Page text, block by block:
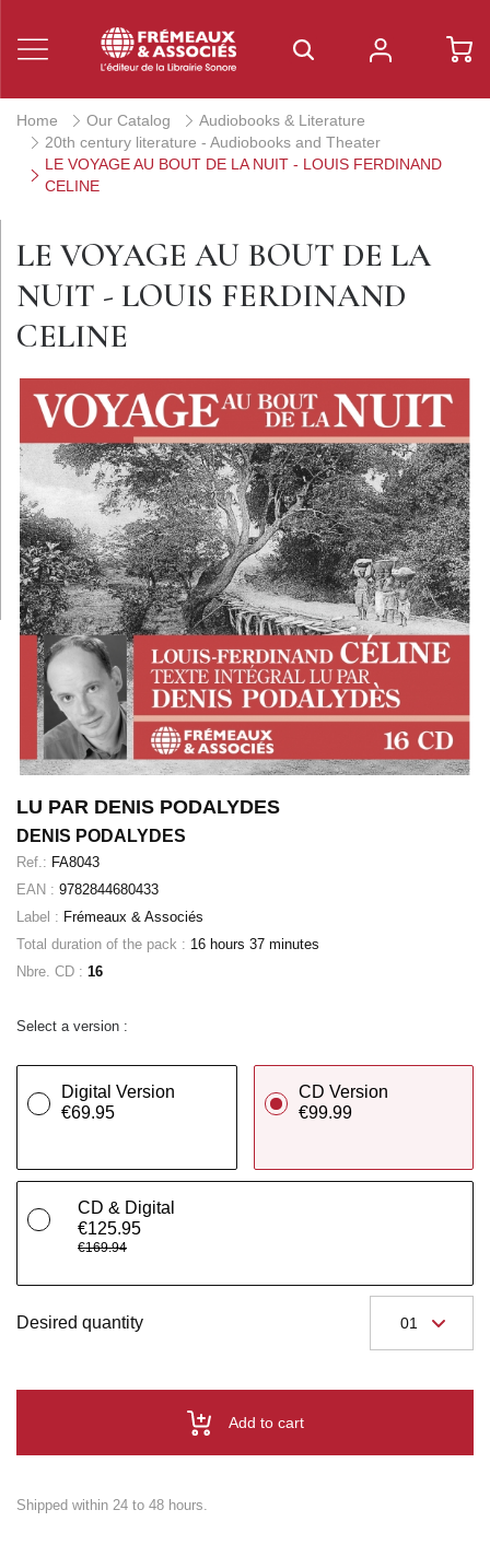
Home Our Catalog
Audiobooks & Literature
20th century literature - Audiobooks and Theater
LE VOYAGE AU BOUT DE LA NUIT - LOUIS FERDINAND
CELINE
LE VOYAGE AU BOUT DE LA
NUIT - LOUIS FERDINAND
CELINE
LU PAR DENIS PODALYDES
DENIS PODALYDES
Ref.: FA8043
EAN : 9782844680433
Label : Frémeaux & Associés
Total duration of the pack : 16 hours 37 minutes
Nbre. CD : 16
Select a version :
Digital Version
€69.95
CD Version
€99.99
CD & Digital
€125.95
€169.94
Desired quantity
Add to cart
Shipped within 24 to 48 hours.